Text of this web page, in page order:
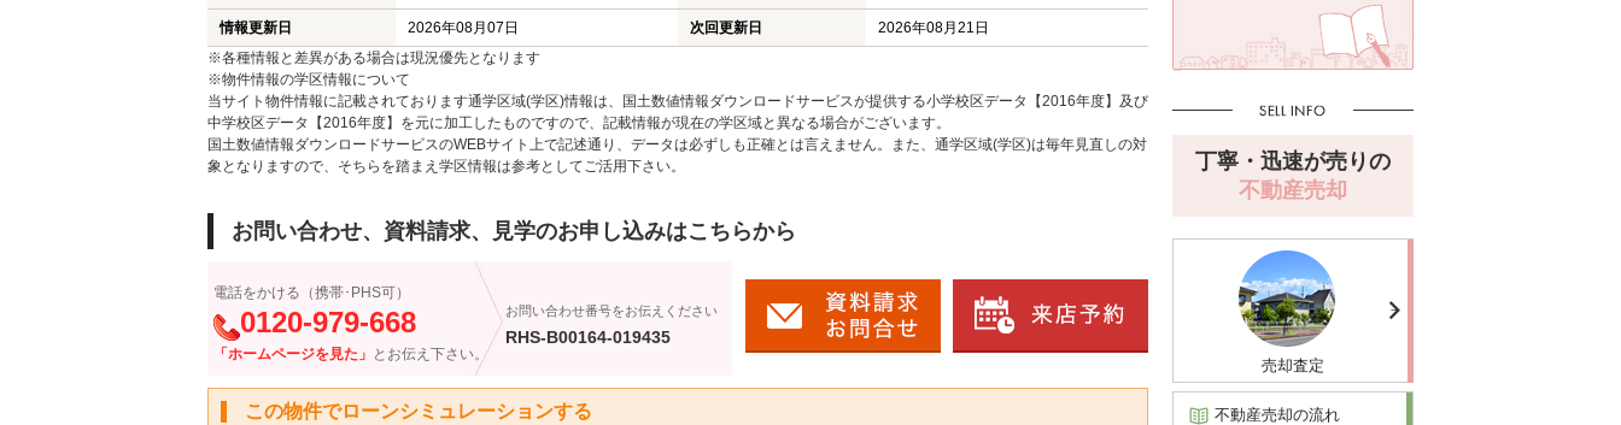
情報更新日 2026年08月07日 次回更新日
2026年08月21日
※各種情報と差異がある場合は現況優先となります
※物件情報の学区情報について
当サイト物件情報に記載されております通学区域(学区)情報は、国土数値情報ダウンロードサービスが提供する小学校区データ【2016年度】及び
中学校区データ【2016年度】を元に加工したものですので、記載情報が現在の学区域と異なる場合がございます。
国土数値情報ダウンロードサービスのWEBサイト上で記述通り、データは必ずしも正確とは言えません。また、通学区域(学区)は毎年見直しの対
象となりますので、そちらを踏まえ学区情報は参考としてご活用下さい。
お問い合わせ、資料請求、見学のお申し込みはこちらから
電話をかける（携帯･PHS可）
0120-979-668
「ホームページを見た」 とお伝え下さい。
お問い合わせ番号をお伝えください
RHS-B00164-019435
この物件でローンシミュレーションする
丁寧・迅速が売りの
不動産売却
売却査定
不動産売却の流れ